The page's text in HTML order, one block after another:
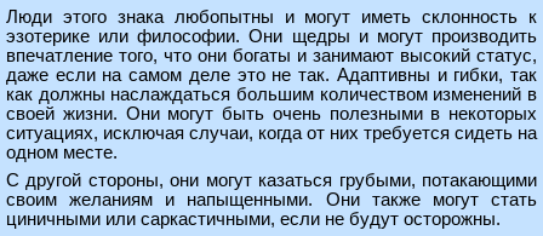
Люди этого знака любопытны и могут иметь склонность к
эзотерике или философии. Они щедры и могут производить
впечатление того, что они богаты и занимают высокий статус,
даже если на самом деле это не так. Адаптивны и гибки, так
как должны наслаждаться большим количеством изменений в
своей жизни. Они могут быть очень полезными в некоторых
ситуациях, исключая случаи, когда от них требуется сидеть на
одном месте.
С другой стороны, они могут казаться грубыми, потакающими
своим желаниям и напыщенными. Они также могут стать
циничными или саркастичными, если не будут осторожны.